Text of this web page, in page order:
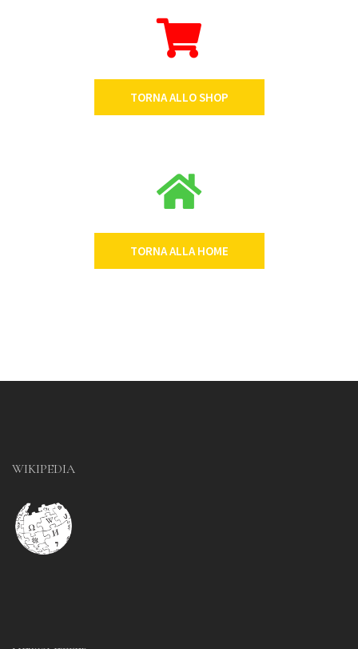
TORNA ALLO SHOP
TORNA ALLA HOME
WIKIPEDIA